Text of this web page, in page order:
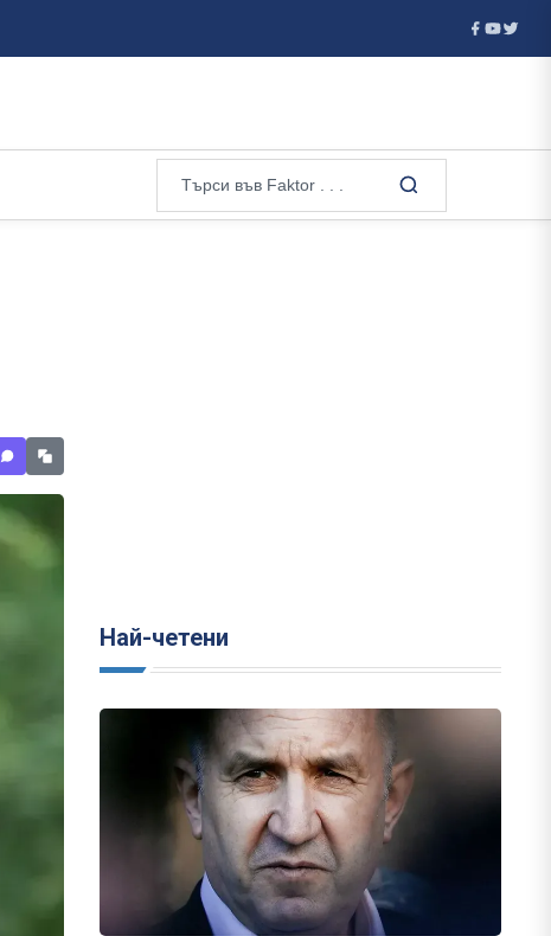
ѝ път... Американският Сенат утвърди Тод Бланч
Най-четени